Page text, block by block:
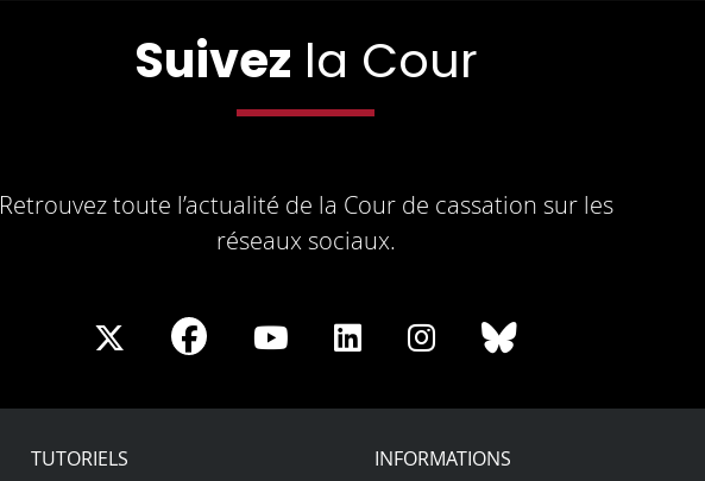
Suivez la Cour
Retrouvez toute l’actualité de la Cour de cassation sur les
réseaux sociaux.
Share
X
Share
Facebook
Share
Youtube
Share
LinkedIn
Share
Instagram
Share
Bluesky
TUTORIELS
INFORMATIONS